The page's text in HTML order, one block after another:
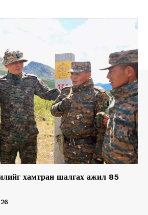
хамтран шалгах ажил 85